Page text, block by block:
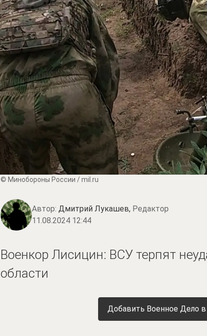
© Минобороны России / mil.ru
Автор: Дмитрий Лукашев, Редактор
11.08.2024 12:44
Военкор Лисицин: ВСУ терпят
области
Добавить Военное Дело